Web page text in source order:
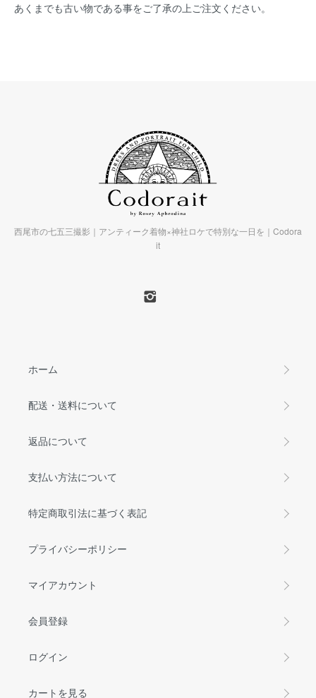
あくまでも古い物である事をご了承の上ご注文ください。
西尾市の七五三撮影｜アンティーク着物×神社ロケで特別な一日を｜Codora
it
ホーム
配送・送料について
返品について
支払い方法について
特定商取引法に基づく表記
プライバシーポリシー
マイアカウント
会員登録
ログイン
カートを見る